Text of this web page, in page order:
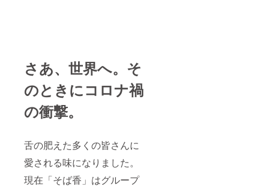
さあ、世界へ。そ
のときにコロナ禍
の衝撃。
舌の肥えた多くの皆さんに
愛される味になりました。
現在「そば香」はグループ